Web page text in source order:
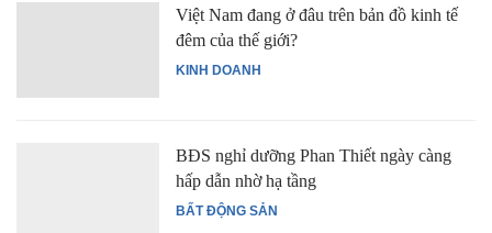
KINH DOANH
Việt Nam đang ở đâu trên bản đồ kinh tế
đêm của thế giới?
BẤT ĐỘNG SẢN
BĐS nghỉ dưỡng Phan Thiết ngày càng
hấp dẫn nhờ hạ tầng